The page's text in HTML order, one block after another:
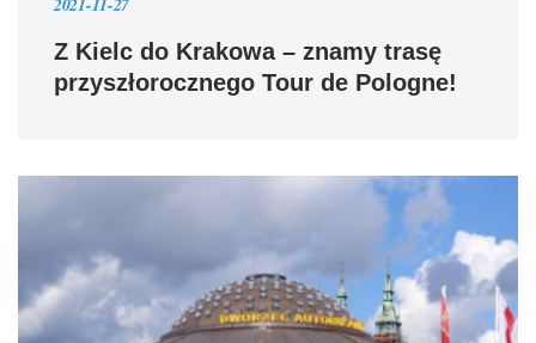
Z Kielc do Krakowa – znamy trasę
przyszłorocznego Tour de Pologne!